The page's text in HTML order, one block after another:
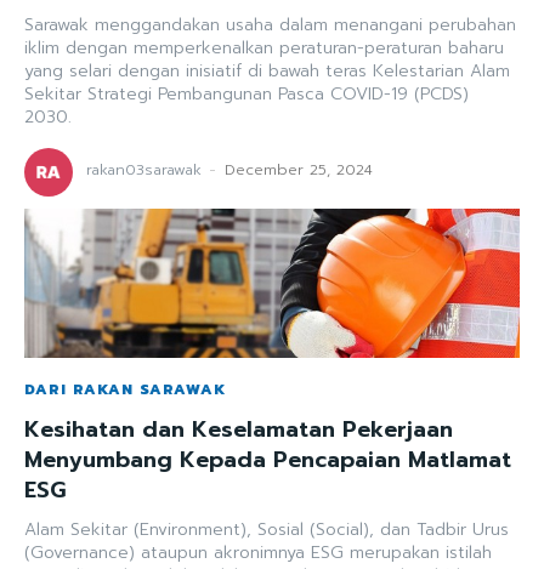
Sarawak menggandakan usaha dalam menangani perubahan
iklim dengan memperkenalkan peraturan-peraturan baharu
yang selari dengan inisiatif di bawah teras Kelestarian Alam
Sekitar Strategi Pembangunan Pasca COVID-19 (PCDS)
2030.
rakan03sarawak - December 25, 2024
DARI RAKAN SARAWAK
Kesihatan dan Keselamatan Pekerjaan
Menyumbang Kepada Pencapaian Matlamat
ESG
Alam Sekitar (Environment), Sosial (Social), dan Tadbir Urus
(Governance) ataupun akronimnya ESG merupakan istilah